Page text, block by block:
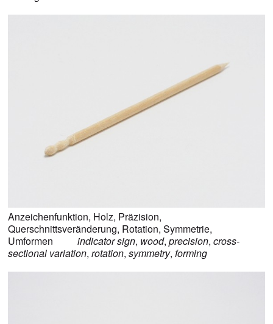
Anzeichenfunktion, Holz, Präzision,
Querschnittsveränderung, Rotation, Symmetrie,
Umformen
indicator sign, wood, precision, cross-
sectional variation, rotation, symmetry, forming